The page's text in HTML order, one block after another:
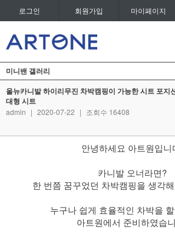
로그인 회원가입 마이페이지
미니밴 갤러리
올뉴카니발 하이리무진 차박캠핑이 가능한 시트 포지
대형 시트
admin | 2020-07-22 | 조회수 16408
안녕하세요 아트원입니
​ 카니발 오너라면?
한 번쯤 꿈꾸었던 차박캠핑을 생각
누구나 쉽게 효율적인 차박을
아트원에서 준비하였습